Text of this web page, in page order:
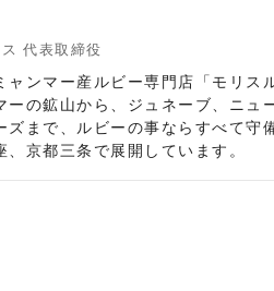
代表取締役
ャンマー産ルビー専門店「モリス
ーの鉱山から、ジュネーブ、ニュ
ズまで、ルビーの事ならすべて守
、京都三条で展開しています。